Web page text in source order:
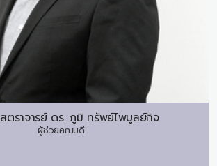
ตราจารย์ ดร. ภูมิ ทรัพย์ไพบูลย์กิจ
ผู้ช่วยคณบดี